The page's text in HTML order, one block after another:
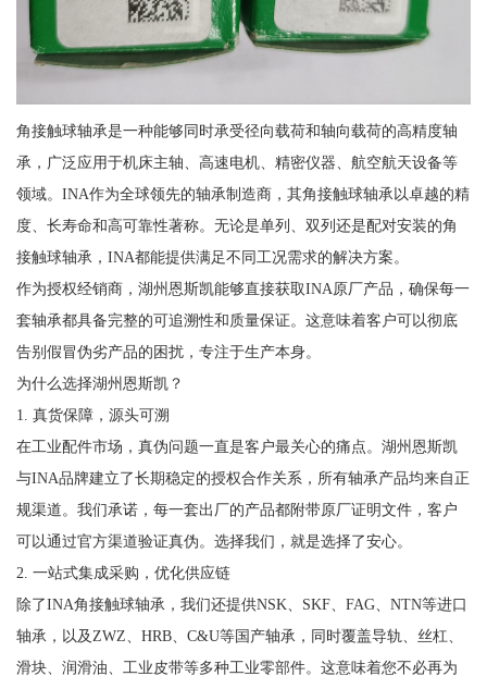
角接触球轴承是一种能够同时承受径向载荷和轴向载荷的高精度轴
承，广泛应用于机床主轴、高速电机、精密仪器、航空航天设备等
领域。INA作为全球领先的轴承制造商，其角接触球轴承以卓越的精
度、长寿命和高可靠性著称。无论是单列、双列还是配对安装的角
接触球轴承，INA都能提供满足不同工况需求的解决方案。
作为授权经销商，湖州恩斯凯能够直接获取INA原厂产品，确保每一
套轴承都具备完整的可追溯性和质量保证。这意味着客户可以彻底
告别假冒伪劣产品的困扰，专注于生产本身。
为什么选择湖州恩斯凯？
1. 真货保障，源头可溯
在工业配件市场，真伪问题一直是客户最关心的痛点。湖州恩斯凯
与INA品牌建立了长期稳定的授权合作关系，所有轴承产品均来自正
规渠道。我们承诺，每一套出厂的产品都附带原厂证明文件，客户
可以通过官方渠道验证真伪。选择我们，就是选择了安心。
2. 一站式集成采购，优化供应链
除了INA角接触球轴承，我们还提供NSK、SKF、FAG、NTN等进口
轴承，以及ZWZ、HRB、C&U等国产轴承，同时覆盖导轨、丝杠、
滑块、润滑油、工业皮带等多种工业零部件。这意味着您不必再为